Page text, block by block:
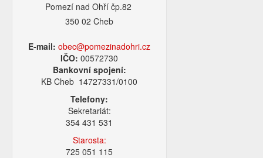
Pomezí nad Ohří čp.82
350 02 Cheb
E-mail: obec@pomezinadohri.cz
IČO:00572730
Bankovní spojení:
KB Cheb 14727331/0100
Telefony:
Sekretariát:
354 431 531
Starosta:
725 051 115